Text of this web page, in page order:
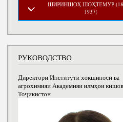
ШИРИНШОҲ ШОҲТЕМУР
1937)
РУКОВОДСТВО
Директори Институти хокшиносӣ ва
агрохимияи Академияи илмҳои
Тоҷикистон